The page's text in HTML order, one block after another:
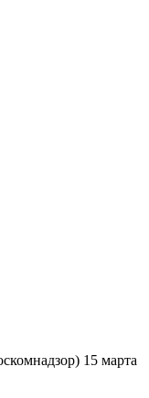
15 марта